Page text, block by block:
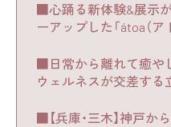
■心踊る新体験&展示
ーアップした「átoa（ア
■日常から離れて癒や
ウェルネスが交差する
■【兵庫・三木】神戸か